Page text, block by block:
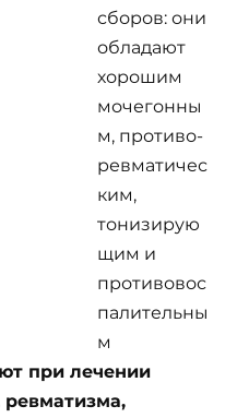
сборов: они
обладают
хорошим
мочегонны
м, противо­
ревматичес
ким,
тонизирую
щим и
противовос
палительны
м
при лечении